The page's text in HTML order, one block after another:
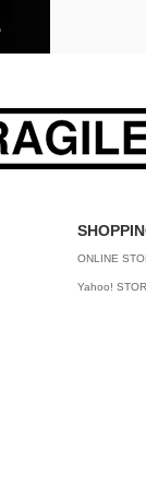
ONLINE
Yahoo!